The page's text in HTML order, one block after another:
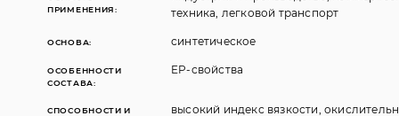
ПРИМЕНЕНИЯ:
техника, легковой транспорт
ОСНОВА: синтетическое
ОСОБЕННОСТИ
СОСТАВА:
EP-свойства
СПОСОБНОСТИ И
высокий индекс вязкости,